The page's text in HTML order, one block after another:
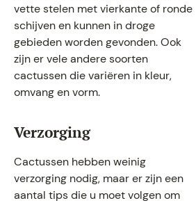
vette stelen met vierkante of ronde
schijven en kunnen in droge
gebieden worden gevonden. Ook
zijn er vele andere soorten
cactussen die variëren in kleur,
omvang en vorm.
Verzorging
Cactussen hebben weinig
verzorging nodig, maar er zijn een
aantal tips die u moet volgen om